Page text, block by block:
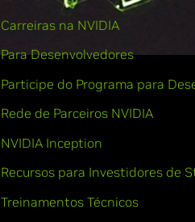
Carreiras na NVIDIA
Para Desenvolvedores
Participe do Programa para
Rede de Parceiros NVIDIA
NVIDIA Inception
Recursos para Investidores de
Treinamentos Técnicos